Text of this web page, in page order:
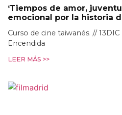
‘Tiempos de amor,
emocional por la historia
Curso de cine taiwanés. // 13DIC
Encendida
LEER MÁS >>